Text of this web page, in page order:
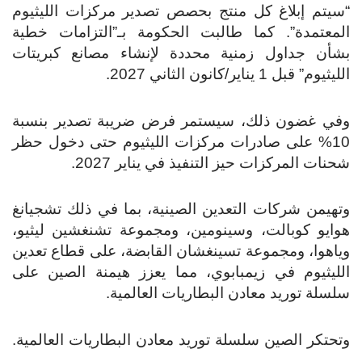
“سيتم إبلاغ كل منتج بحصص تصدير مركزات الليثيوم
المعتمدة”. كما طالبت الحكومة بـ”التزامات خطية
بشأن جداول زمنية محددة لإنشاء مصانع كبريتات
الليثيوم” قبل 1 يناير/كانون الثاني 2027.
وفي غضون ذلك، سيستمر فرض ضريبة تصدير بنسبة
10% على صادرات مركزات الليثيوم حتى دخول حظر
شحنات المركزات حيز التنفيذ في يناير 2027.
وتهيمن شركات التعدين الصينية، بما في ذلك تشجيانغ
هوايو كوبالت، وسينومين، ومجموعة تشنغشين ليثيو،
وياهوا، ومجموعة تسينغشان القابضة، على قطاع تعدين
الليثيوم في زيمبابوي، مما يعزز هيمنة الصين على
سلسلة توريد معادن البطاريات العالمية.
وتحتكر الصين سلسلة توريد معادن البطاريات العالمية.